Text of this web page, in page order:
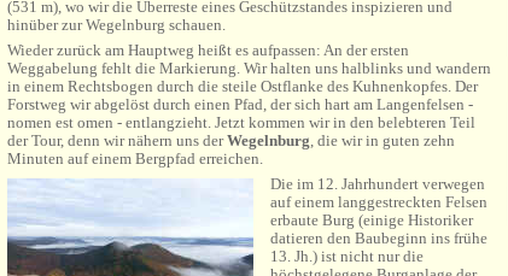
(531 m), wo wir die Überreste eines Geschützstandes inspizieren und
hinüber zur Wegelnburg schauen.
Wieder zurück am Hauptweg heißt es aufpassen: An der ersten
Weggabelung fehlt die Markierung. Wir halten uns halblinks und wandern
in einem Rechtsbogen durch die steile Ostflanke des Kuhnenkopfes. Der
Forstweg wir abgelöst durch einen Pfad, der sich hart am Langenfelsen -
nomen est omen - entlangzieht. Jetzt kommen wir in den belebteren Teil
der Tour, denn wir nähern uns derWegelnburg, die wir in guten zehn
Minuten auf einem Bergpfad erreichen.
Die im 12. Jahrhundert verwegen
auf einem langgestreckten Felsen
erbaute Burg (einige Historiker
datieren den Baubeginn ins frühe
13. Jh.) ist nicht nur die